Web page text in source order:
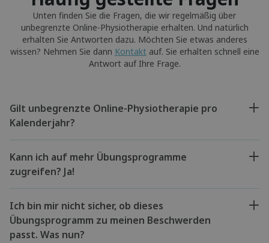
Unten finden Sie die Fragen, die wir regelmäßig über
unbegrenzte Online-Physiotherapie erhalten. Und natürlich
erhalten Sie Antworten dazu. Möchten Sie etwas anderes
wissen? Nehmen Sie dann Kontaktauf. Sie erhalten schnell eine
Antwort auf Ihre Frage.
Gilt unbegrenzte Online-Physiotherapie pro
Kalenderjahr?
Kann ich auf mehr Übungsprogramme
zugreifen? Ja!
Ich bin mir nicht sicher, ob dieses
Übungsprogramm zu meinen Beschwerden
passt. Was nun?